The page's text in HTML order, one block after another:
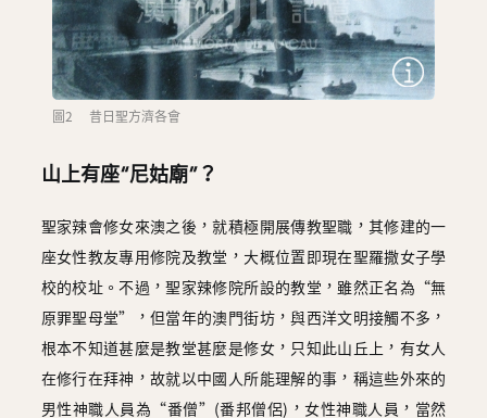
圖2 昔日聖方濟各會
山上有座“尼姑廟”？
聖家辣會修女來澳之後，就積極開展傳教聖職，其修建的一
座女性教友專用修院及教堂，大概位置即現在聖羅撒女子學
校的校址。不過，聖家辣修院所設的教堂，雖然正名為“無
原罪聖母堂”，但當年的澳門街坊，與西洋文明接觸不多，
根本不知道甚麼是教堂甚麼是修女，只知此山丘上，有女人
在修行在拜神，故就以中國人所能理解的事，稱這些外來的
男性神職人員為“番僧”(番邦僧侶)，女性神職人員，當然